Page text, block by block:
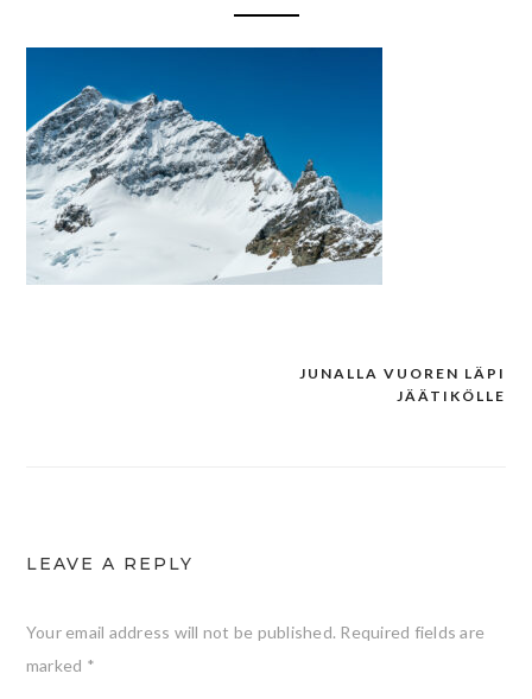
JUNALLA VUOREN LÄPI
JÄÄTIKÖLLE
LEAVE A REPLY
Your email address will not be published. Required fields are
marked *